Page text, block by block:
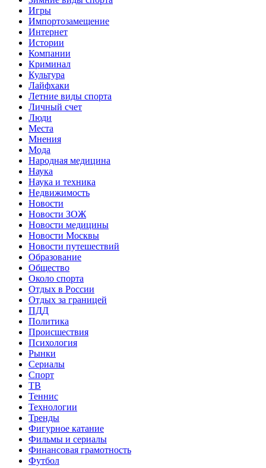
Игры
Импортозамещение
Интернет
Истории
Компании
Криминал
Культура
Лайфхаки
Летние виды спорта
Личный счет
Люди
Места
Мнения
Мода
Народная медицина
Наука
Наука и техника
Недвижимость
Новости
Новости ЗОЖ
Новости медицины
Новости Москвы
Новости путешествий
Образование
Общество
Около спорта
Отдых в России
Отдых за границей
ПДД
Политика
Происшествия
Психология
Рынки
Сериалы
Спорт
ТВ
Теннис
Технологии
Тренды
Фигурное катание
Фильмы и сериалы
Финансовая грамотность
Футбол